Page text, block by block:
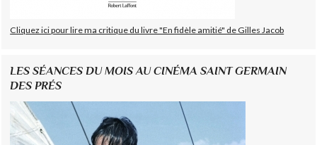
Cliquez ici pour lire ma critique du livre "En fidèle amitié" de Gilles Jacob
LES SÉANCES DU MOIS AU CINÉMA SAINT GERMAIN
DES PRÉS